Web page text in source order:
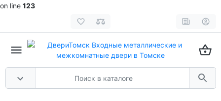
on line 123